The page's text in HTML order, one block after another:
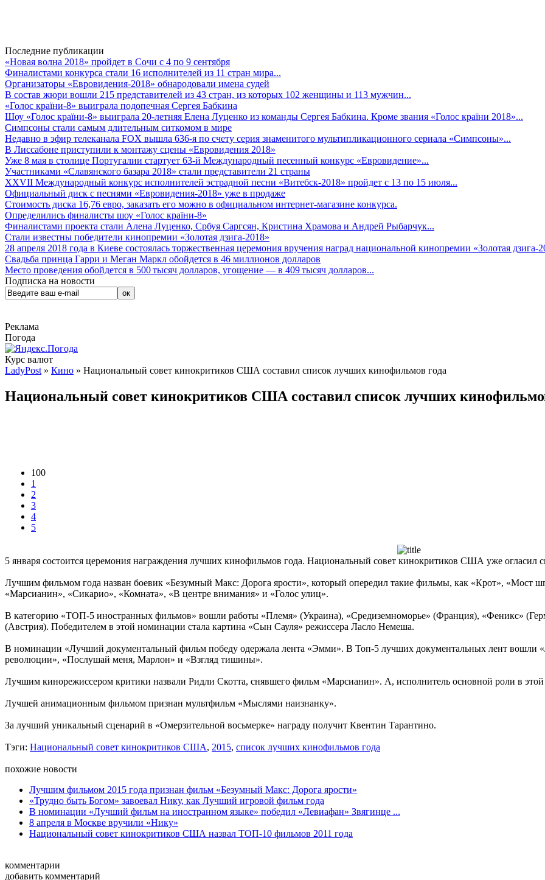
Последние публикации
«Новая волна 2018» пройдет в Сочи с 4 по 9 сентября
Финалистами конкурса стали 16 исполнителей из 11 стран мира...
Организаторы «Евровидения-2018» обнародовали имена судей
В состав жюри вошли 215 представителей из 43 стран, из которых 102 женщины и 113 мужчин...
«Голос країни-8» выиграла подопечная Сергея Бабкина
Шоу «Голос країни-8» выиграла 20-летняя Елена Луценко из команды Сергея Бабкина. Кроме звания «Голос країни 2018»...
Симпсоны стали самым длительным ситкомом в мире
Недавно в эфир телеканала FOX вышла 636-я по счету серия знаменитого мультипликационного сериала «Симпсоны»...
В Лиссабоне приступили к монтажу сцены «Евровидения 2018»
Уже 8 мая в столице Португалии стартует 63-й Международный песенный конкурс «Евровидение»...
Участниками «Славянского базара 2018» стали представители 21 страны
XXVII Международный конкурс исполнителей эстрадной песни «Витебск-2018» пройдет с 13 по 15 июля...
Официальный диск с песнями «Евровидения-2018» уже в продаже
Стоимость диска 16,76 евро, заказать его можно в официальном интернет-магазине конкурса.
Определились финалисты шоу «Голос країни-8»
Финалистами проекта стали Алена Луценко, Србуя Саргсян, Кристина Храмова и Андрей Рыбарчук...
Стали известны победители кинопремии «Золотая дзига-2018»
28 апреля 2018 года в Киеве состоялась торжественная церемония вручения наград национальной кинопремии «Золотая дзига-
Свадьба принца Гарри и Меган Маркл обойдется в 46 миллионов долларов
Место проведения обойдется в 500 тысяч долларов, угощение — в 409 тысяч долларов...
Подписка на новости
Реклама
Погода
Курс валют
LadyPost » Кино » Национальный совет кинокритиков США составил список лучших кинофильмов года
Национальный совет кинокритиков США составил список лучших
100
1
2
3
4
5
5 января состоится церемония награждения лучших кинофильмов года. Национальный совет кинокритиков США уже огласил
Лучшим фильмом года назван боевик «Безумный Макс: Дорога ярости», который опередил такие фильмы, как «Крот», «Мост
«Марсианин», «Сикарио», «Комната», «В центре внимания» и «Голос улиц».
В категорию «ТОП-5 иностранных фильмов» вошли работы «Племя» (Украина), «Средиземноморье» (Франция), «Феникс»
(Австрия). Победителем в этой номинации стала картина «Сын Сауля» режиссера Ласло Немеша.
В номинации «Лучший документальный фильм победу одержала лента «Эмми». В Топ-5 лучших документальных лент вошли
революции», «Послушай меня, Марлон» и «Взгляд тишины».
Лучшим кинорежиссером критики назвали Ридли Скотта, снявшего фильм «Марсианин». А, исполнитель основной роли в
Лучшей анимационным фильмом признан мультфильм «Мыслями наизнанку».
За лучший уникальный сценарий в «Омерзительной восьмерке» награду получит Квентин Тарантино.
Тэги: Национальный совет кинокритиков США, 2015, список лучших кинофильмов года
похожие новости
Лучшим фильмом 2015 года признан фильм «Безумный Макс: Дорога ярости»
«Трудно быть Богом» завоевал Нику, как Лучший игровой фильм года
В номинации «Лучший фильм на иностранном языке» победил «Левиафан» Звягинце ...
8 апреля в Москве вручили «Нику»
Национальный совет кинокритиков США назвал ТОП-10 фильмов 2011 года
комментарии
добавить комментарий